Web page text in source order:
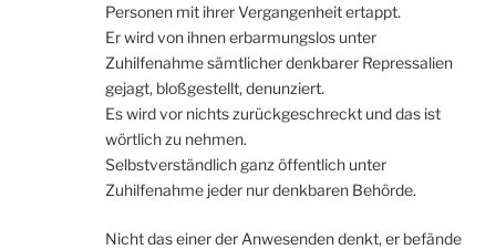
Personen mit ihrer Vergangenheit ertappt.
Er wird von ihnen erbarmungslos unter
Zuhilfenahme sämtlicher denkbarer Repressalien
gejagt, bloßgestellt, denunziert.
Es wird vor nichts zurückgeschreckt und das ist
wörtlich zu nehmen.
Selbstverständlich ganz öffentlich unter
Zuhilfenahme jeder nur denkbaren Behörde.
Nicht das einer der Anwesenden denkt, er befände